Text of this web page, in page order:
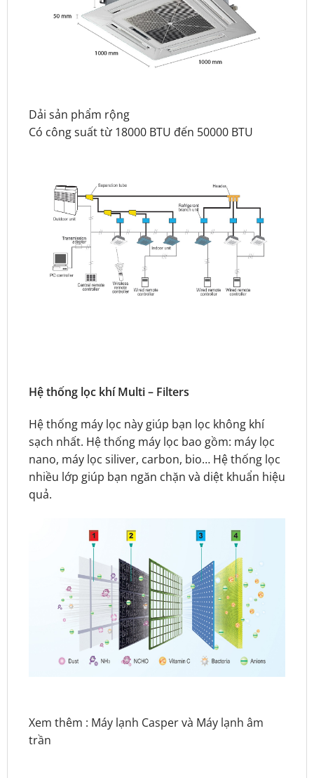
Dải sản phẩm rộng
Có công suất từ 18000 BTU đến 50000 BTU
Hệ thống lọc khí Multi – Filters
Hệ thống máy lọc này giúp bạn lọc không khí
sạch nhất. Hệ thống máy lọc bao gồm: máy lọc
nano, máy lọc siliver, carbon, bio… Hệ thống lọc
nhiều lớp giúp bạn ngăn chặn và diệt khuẩn hiệu
quả.
Xem thêm : Máy lạnh Caspervà Máy lạnh âm
trần